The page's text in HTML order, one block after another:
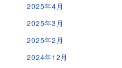
2025年4月
2025年3月
2025年2月
2024年12月